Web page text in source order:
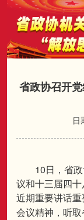
省政协召开
日
10 日，省
议和十三届四
近期重要讲话
会议精神，听取